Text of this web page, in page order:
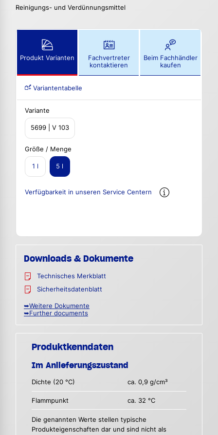
Reinigungs- und Verdünnungsmittel
Produkt Varianten
Fachvertreter
kontaktieren
Beim Fachhändler
kaufen
Variantentabelle
Variante
5699 | V 103
Größe / Menge
1 l 5 l
Verfügbarkeit in unseren Service Centern
Downloads & Dokumente
Technisches Merkblatt
Sicherheitsdatenblatt
➥Weitere Dokumente
➥Further documents
Produktkenndaten
Im Anlieferungszustand
Dichte (20 °C) ca. 0,9 g/cm³
Flammpunkt ca. 32 °C
Die genannten Werte stellen typische
Produkteigenschaften dar und sind nicht als